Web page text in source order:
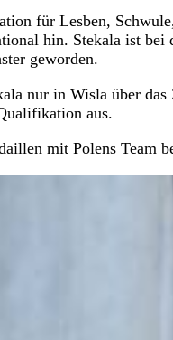
für Lesben,
hin. Stekala ist bei
geworden.
nur in Wisla über
aus.
mit Polens